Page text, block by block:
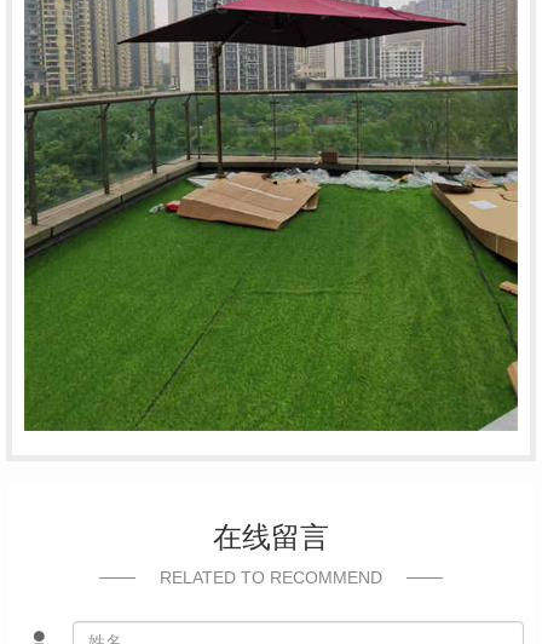
在线留言
RELATED TO RECOMMEND